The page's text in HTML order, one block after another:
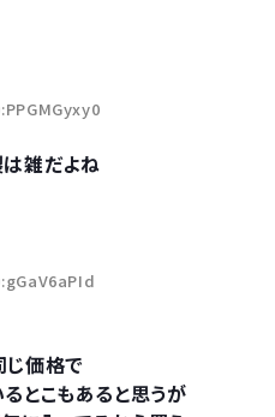
雑だよね
じ価格で
とこもあると思うが